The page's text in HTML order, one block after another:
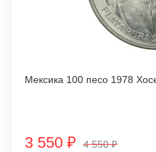
3 550 ₽ 4 550₽